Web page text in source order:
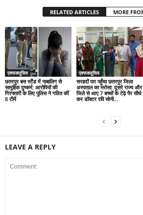
RELATED ARTICLES MORE
एक्सक्लूसिव
छतरपुर बस स्टैंड में नाबालिग से
सामूहिक दुष्कर्म: आरोपियों की
गिरफ्तारी के लिए पुलिस ने गठित कीं
8 टीमें
एक्सक्लूसिव
सरहदों पार पहुँचा छतरपुर जिला
अस्पताल का भरोसा: दूसरे राज्य और
जिले से आए 7 बच्चों के टेढ़े पैर सीधे
कर डॉक्टर रवि सोनी...
LEAVE A REPLY